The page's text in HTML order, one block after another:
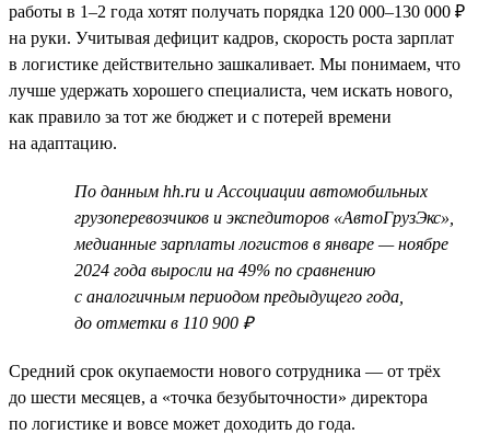
работы в 1–2 года хотят получать порядка 120 000–130 000 ₽
на руки. Учитывая дефицит кадров, скорость роста зарплат
в логистике действительно зашкаливает. Мы понимаем, что
лучше удержать хорошего специалиста, чем искать нового,
как правило за тот же бюджет и с потерей времени
на адаптацию.
По данным hh.ru и Ассоциации автомобильных
грузоперевозчиков и экспедиторов «АвтоГрузЭкс»,
медианные зарплаты логистов в январе — ноябре
2024 года выросли на 49% по сравнению
с аналогичным периодом предыдущего года,
до отметки в 110 900 ₽
Средний срок окупаемости нового сотрудника — от трёх
до шести месяцев, а «точка безубыточности» директора
по логистике и вовсе может доходить до года.